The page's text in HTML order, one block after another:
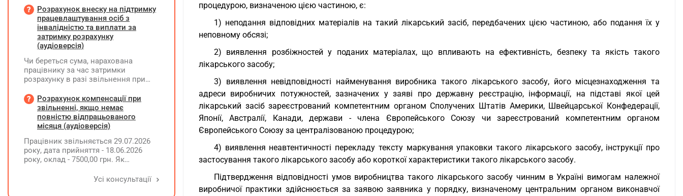
процедурою, визначеною цією частиною, є:
1) неподання відповідних матеріалів на такий лікарський засіб, передбачених цією частиною, або подання їх у
неповному обсязі;
2) виявлення розбіжностей у поданих матеріалах, що впливають на ефективність, безпеку та якість такого
лікарського засобу;
3) виявлення невідповідності найменування виробника такого лікарського засобу, його місцезнаходження та
адреси виробничих потужностей, зазначених у заяві про державну реєстрацію, інформації, на підставі якої цей
лікарський засіб зареєстрований компетентним органом Сполучених Штатів Америки, Швейцарської Конфедерації,
Японії, Австралії, Канади, держави - члена Європейського Союзу чи зареєстрований компетентним органом
Європейського Союзу за централізованою процедурою;
4) виявлення неавтентичності перекладу тексту маркування упаковки такого лікарського засобу, інструкції про
застосування такого лікарського засобу або короткої характеристики такого лікарського засобу.
Підтвердження відповідності умов виробництва такого лікарського засобу чинним в Україні вимогам належної
виробничої практики здійснюється за заявою заявника у порядку, визначеному центральним органом виконавчої
місцем роботи та за сумісництвом,
чи рахується це як два роботодавці?
Розрахунок внеску на підтримку
працевлаштування осіб з
інвалідністю та виплати за
затримку розрахунку
(аудіоверсія)
Чи береться сума, нарахована
працівнику за час затримки
розрахунку в разі звільнення при
заробітної плати (винагороди), для
розрахунку внеску на підтримку
працевлаштування осіб з
інвалідністю?
Розрахунок компенсації при
звільненні, якщо немає
повністю відпрацьованого
місяця (аудіоверсія)
Працівник звільняється 29.07.2026
року, дата прийняття - 18.06.2026
року, оклад - 7500,00 грн. Як
невикористаних днів відпустки при
Усі консультації